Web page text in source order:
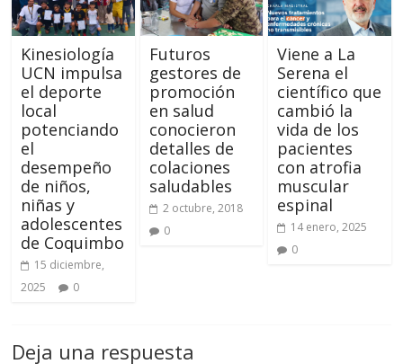
Kinesiología
UCN impulsa
el deporte
local
potenciando
el
desempeño
de niños,
niñas y
adolescentes
de Coquimbo
15 diciembre,
2025
0
Futuros
gestores de
promoción
en salud
conocieron
detalles de
colaciones
saludables
2 octubre, 2018
0
Viene a La
Serena el
científico que
cambió la
vida de los
pacientes
con atrofia
muscular
espinal
14 enero, 2025
0
Deja una respuesta